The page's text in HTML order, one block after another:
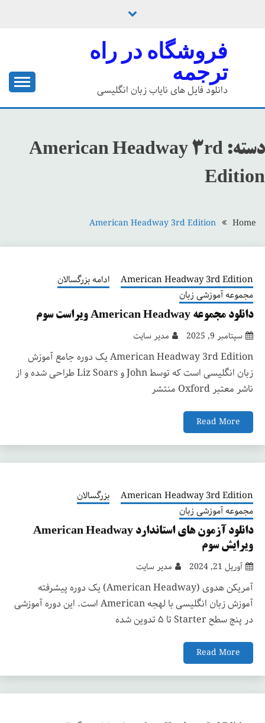
فروشگاه در راه
ترجمه
دانلود فایل های نایاب زبان انگلیسی
دسته: American Headway 3rd
Edition
Home
American Headway 3rd Edition
American Headway 3rd Edition
ادامه بزرگسالان
مجموعه آموزشی زبان
دانلود مجموعه American Headway ویراست سوم
سپتامبر 9, 2025 مدیر سایت
American Headway 3rd Edition یک دوره جامع آموزش
زبان انگلیسی است که توسط John و Liz Soars طراحی شده و از
ناشر معتبر Oxford منتشر
Read More
American Headway 3rd Edition
بزرگسالان
مجموعه آموزشی زبان
دانلود آزمون های استاندارد American Headway
ویرایش سوم
آوریل 21, 2024 مدیر سایت
آمریکن هدوی (American Headway) یک دوره پیشرفته
آموزش زبان انگلیسی با لهجه American است. این دوره آموزشی
در پنج سطح Starter تا ۵ تدوین شده
Read More